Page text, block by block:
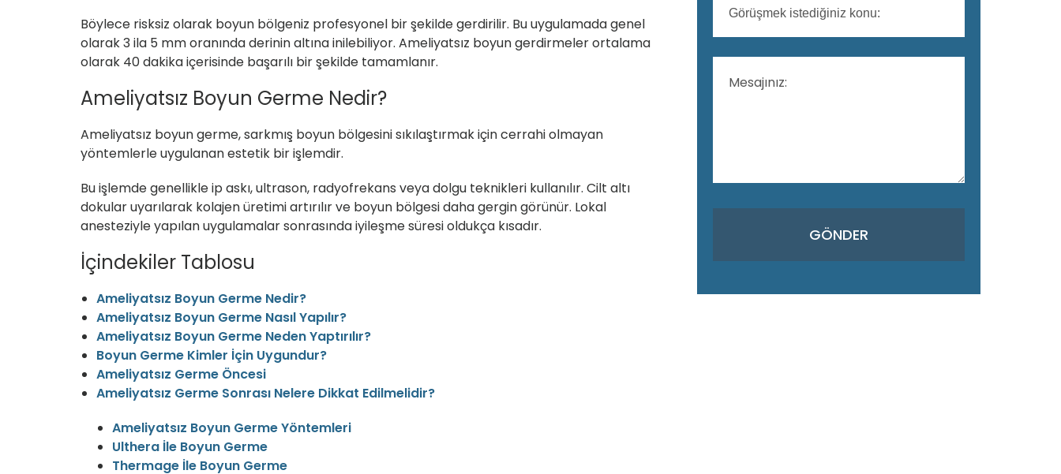
Böylece risksiz olarak boyun bölgeniz profesyonel bir şekilde gerdirilir. Bu uygulamada genel
olarak 3 ila 5 mm oranında derinin altına inilebiliyor. Ameliyatsız boyun gerdirmeler ortalama
olarak 40 dakika içerisinde başarılı bir şekilde tamamlanır.
Ameliyatsız Boyun Germe Nedir?
Ameliyatsız boyun germe, sarkmış boyun bölgesini sıkılaştırmak için cerrahi olmayan
yöntemlerle uygulanan estetik bir işlemdir.
Bu işlemde genellikle ip askı, ultrason, radyofrekans veya dolgu teknikleri kullanılır. Cilt altı
dokular uyarılarak kolajen üretimi artırılır ve boyun bölgesi daha gergin görünür. Lokal
anesteziyle yapılan uygulamalar sonrasında iyileşme süresi oldukça kısadır.
İçindekiler Tablosu
Ameliyatsız Boyun Germe Nedir?
Ameliyatsız Boyun Germe Nasıl Yapılır?
Ameliyatsız Boyun Germe Neden Yaptırılır?
Boyun Germe Kimler İçin Uygundur?
Ameliyatsız Germe Öncesi
Ameliyatsız Germe Sonrası Nelere Dikkat Edilmelidir?
Ameliyatsız Boyun Germe Yöntemleri
Ulthera İle Boyun Germe
Thermage İle Boyun Germe